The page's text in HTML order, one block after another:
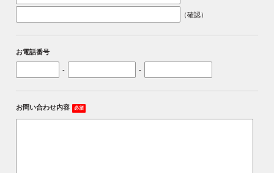
（確認）
お電話番号
- -
お問い合わせ内容 必須